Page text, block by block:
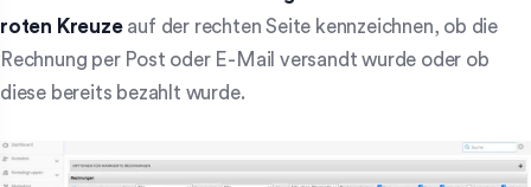
roten Kreuzeauf der rechten Seite kennzeichnen, ob die
Rechnung per Post oder E-Mail versandt wurde oder ob
diese bereits bezahlt wurde.